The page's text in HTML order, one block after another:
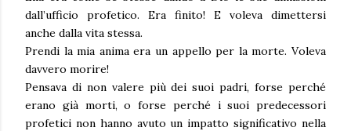
dall’ufficio profetico. Era finito! E voleva dimettersi
anche dalla vita stessa.
Prendi la mia anima era un appello per la morte. Voleva
davvero morire!
Pensava di non valere più dei suoi padri, forse perché
erano già morti, o forse perché i suoi predecessori
profetici non hanno avuto un impatto significativo nella